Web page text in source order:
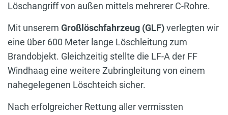
Löschangriff von außen mittels mehrerer C-Rohre.
Mit unserem Großlöschfahrzeug (GLF)verlegten wir
eine über 600 Meter lange Löschleitung zum
Brandobjekt. Gleichzeitig stellte die LF-A der FF
Windhaag eine weitere Zubringleitung von einem
nahegelegenen Löschteich sicher.
Nach erfolgreicher Rettung aller vermissten